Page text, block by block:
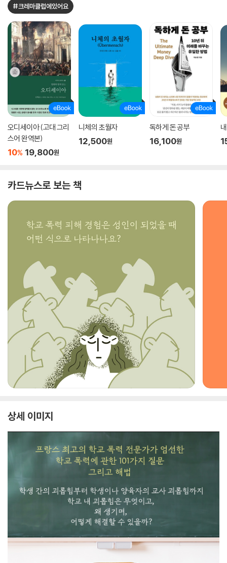
#크레마클럽에있어요
오디세이아 (고대 그리
스어 완역본)
10% 19,800원
니체의 초월자
12,500원
독하게 돈 공부
16,100원
카드뉴스로 보는 책
상세 이미지